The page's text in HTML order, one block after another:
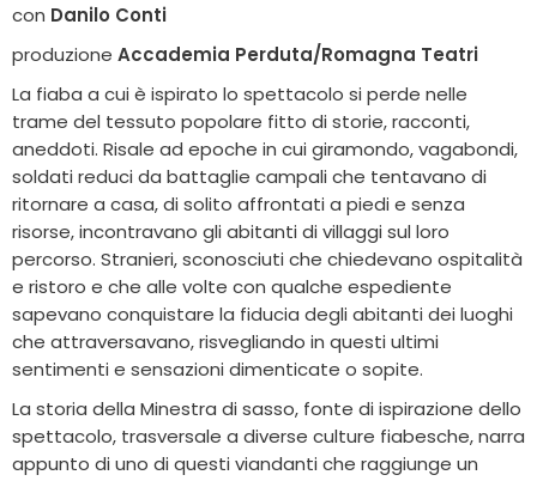
con Danilo Conti
produzione Accademia Perduta/Romagna Teatri
La fiaba a cui è ispirato lo spettacolo si perde nelle
trame del tessuto popolare fitto di storie, racconti,
aneddoti. Risale ad epoche in cui giramondo, vagabondi,
soldati reduci da battaglie campali che tentavano di
ritornare a casa, di solito affrontati a piedi e senza
risorse, incontravano gli abitanti di villaggi sul loro
percorso. Stranieri, sconosciuti che chiedevano ospitalità
e ristoro e che alle volte con qualche espediente
sapevano conquistare la fiducia degli abitanti dei luoghi
che attraversavano, risvegliando in questi ultimi
sentimenti e sensazioni dimenticate o sopite.
La storia della Minestra di sasso, fonte di ispirazione dello
spettacolo, trasversale a diverse culture fiabesche, narra
appunto di uno di questi viandanti che raggiunge un